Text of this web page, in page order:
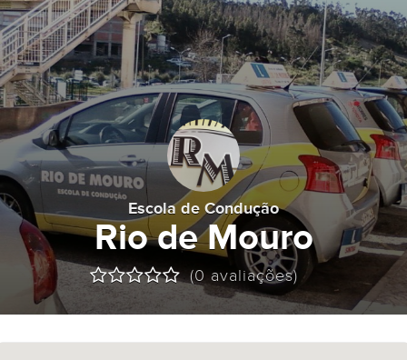
Escola de Condução
Rio de Mouro
(0 avaliações)